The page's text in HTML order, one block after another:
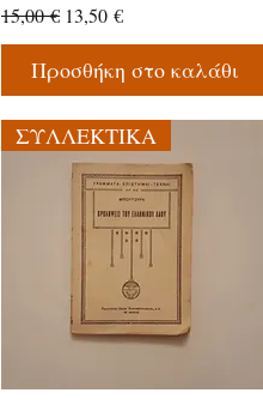
Κανονική τιμή
15,00 € Τιμή Έκπτωσης
13,50 €
Προσθήκη στο καλάθι
ΣΥΛΛΕΚΤΙΚΑ